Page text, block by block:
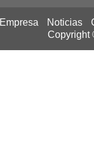
Empresa Noticias
Copyright